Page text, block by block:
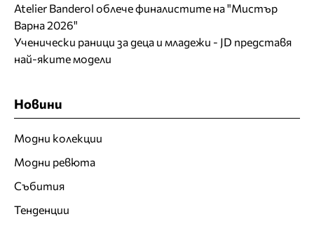
Atelier Banderol облече финалистите на "Мистър
Варна 2026"
Ученически раници за деца и младежи - JD представя
най-яките модели
Новини
Модни колекции
Модни ревюта
Събития
Тенденции